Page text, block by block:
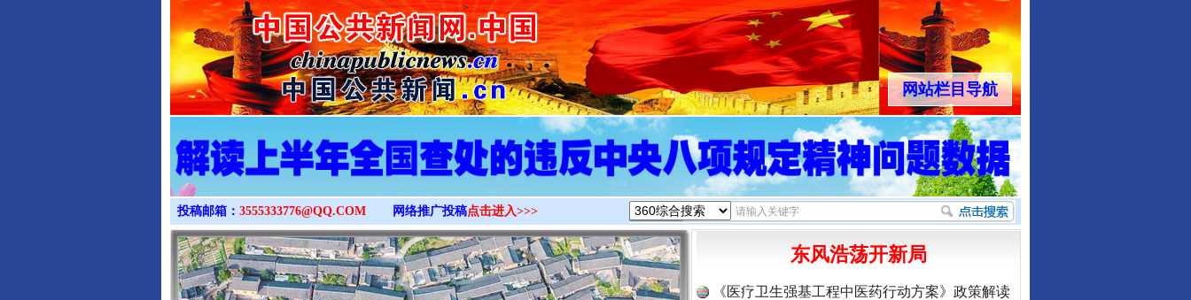
>
网站栏目导航
投稿邮箱： 3555333776@QQ.COM 网络推广投稿点击进入>>>
东风浩荡开新局
《医疗卫生强基工程中医药行动方案》政策解读